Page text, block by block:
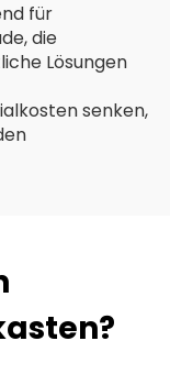
für
die
Lösungen
senken,